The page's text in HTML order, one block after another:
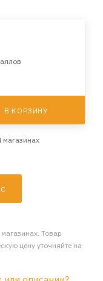
В КОРЗИНУ
магазинах
Товар
цену уточняйте на